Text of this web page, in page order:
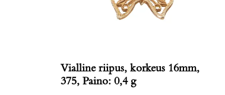
Vialline riipus, korkeus 16mm,
375, Paino: 0,4 g